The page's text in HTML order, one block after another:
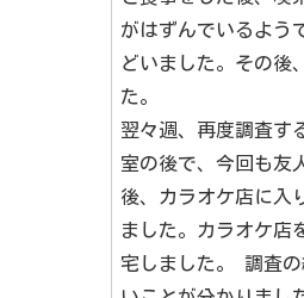
がはずんでいるよう
どいました。その後
た。
翌々週、再度調査す
室の後で、今回も友
後、カラオケ店に入
ました。カラオケ店
宅しました。 調査